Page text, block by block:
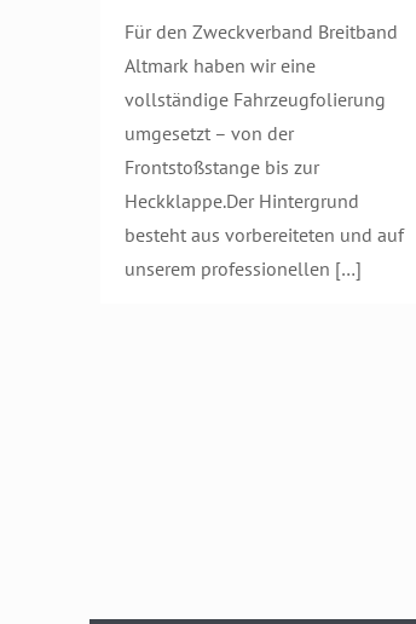
Für den Zweckverband Breitband
Altmark haben wir eine
vollständige Fahrzeugfolierung
umgesetzt – von der
Frontstoßstange bis zur
Heckklappe.Der Hintergrund
besteht aus vorbereiteten und auf
unserem professionellen […]